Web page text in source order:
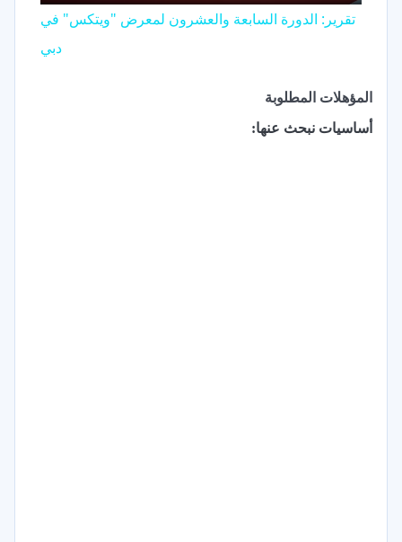
تقرير: الدورة السابعة والعشرون لمعرض "ويتكس" في
دبي
المؤهلات المطلوبة
أساسيات نبحث عنها: